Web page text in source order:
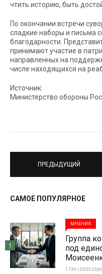
чтить историю, быть
По окончании встречи
сладкие наборы и письма
благодарности.
принимают участие в
направленных на
числе находящихся на
Источник:
Министерство обороны
ПРЕДЫДУЩИЙ
САМОЕ ПОПУЛЯРНОЕ
МНЕНИЯ
Группа
под
17:39 | 05-03-2026
1